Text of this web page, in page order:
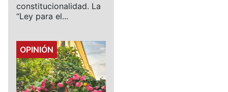
constitucionalidad. La
“Ley para el...
Details
OPINIÓN